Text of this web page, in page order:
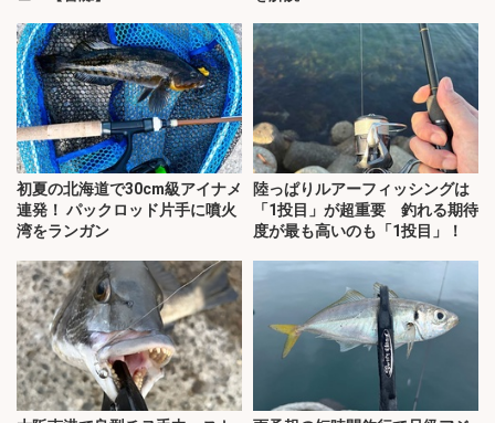
初夏の北海道で30cm級アイナメ
連発！ パックロッド片手に噴火
湾をランガン
陸っぱりルアーフィッシングは
「1投目」が超重要 釣れる期待
度が最も高いのも「1投目」！